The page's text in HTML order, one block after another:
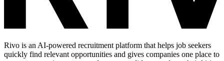
Rivo is an AI-powered recruitment platform that helps job seekers
quickly find relevant opportunities and gives companies one place to